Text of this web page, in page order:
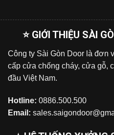
⭐ GIỚI THIỆU SÀI
Công ty Sài Gòn Door là đơn
cấp cửa chống cháy, cửa gỗ,
đầu Việt Nam.
Hotline: 0886.500.500
Email: